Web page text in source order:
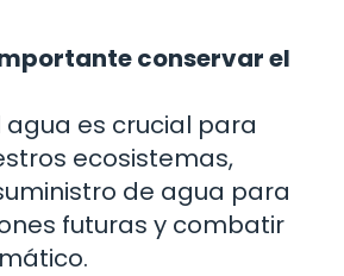
conservar el
agua es crucial para
ecosistemas,
de agua para
futuras y combatir